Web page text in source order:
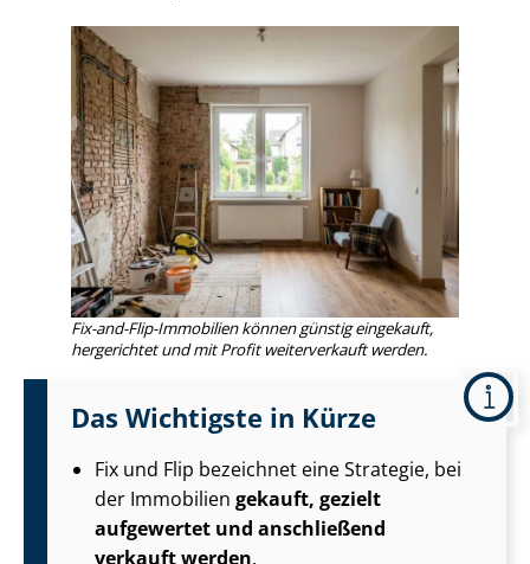
Fix-and-Flip-Immobilien können günstig eingekauft,
hergerichtet und mit Profit weiterverkauft werden.
Das Wichtigste in Kürze
Fix und Flip bezeichnet eine Strategie, bei
der Immobilien gekauft, gezielt
aufgewertet und anschließend
verkauft werden.